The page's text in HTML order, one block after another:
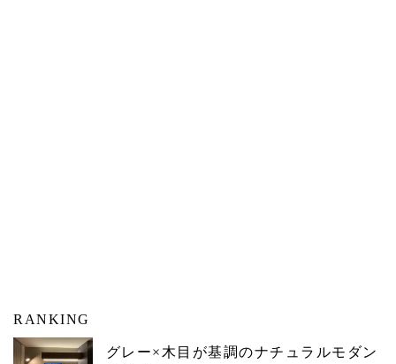
RANKING
グレー×木目が基調のナチュラルモダン